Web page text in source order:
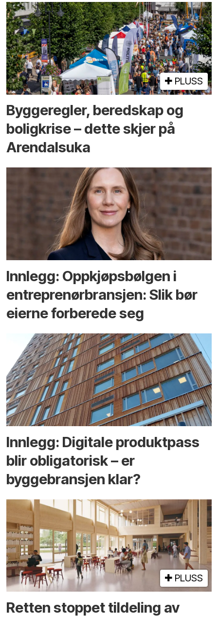
PLUSS
Bygge­regler, beredskap og
bolig­krise – dette skjer på
Arendals­uka
Innlegg: Oppkjøps­bølgen i
entreprenør­bransjen: Slik bør
eierne forberede seg
Innlegg: Digitale produktpass
blir obligatorisk – er
byggebransjen klar?
PLUSS
Retten stoppet tildeling av